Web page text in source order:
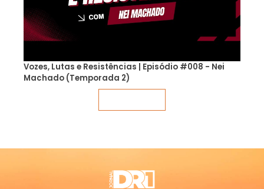
Vozes, Lutas e Resistências | Episódio #008 - Nei
Machado (Temporada 2)